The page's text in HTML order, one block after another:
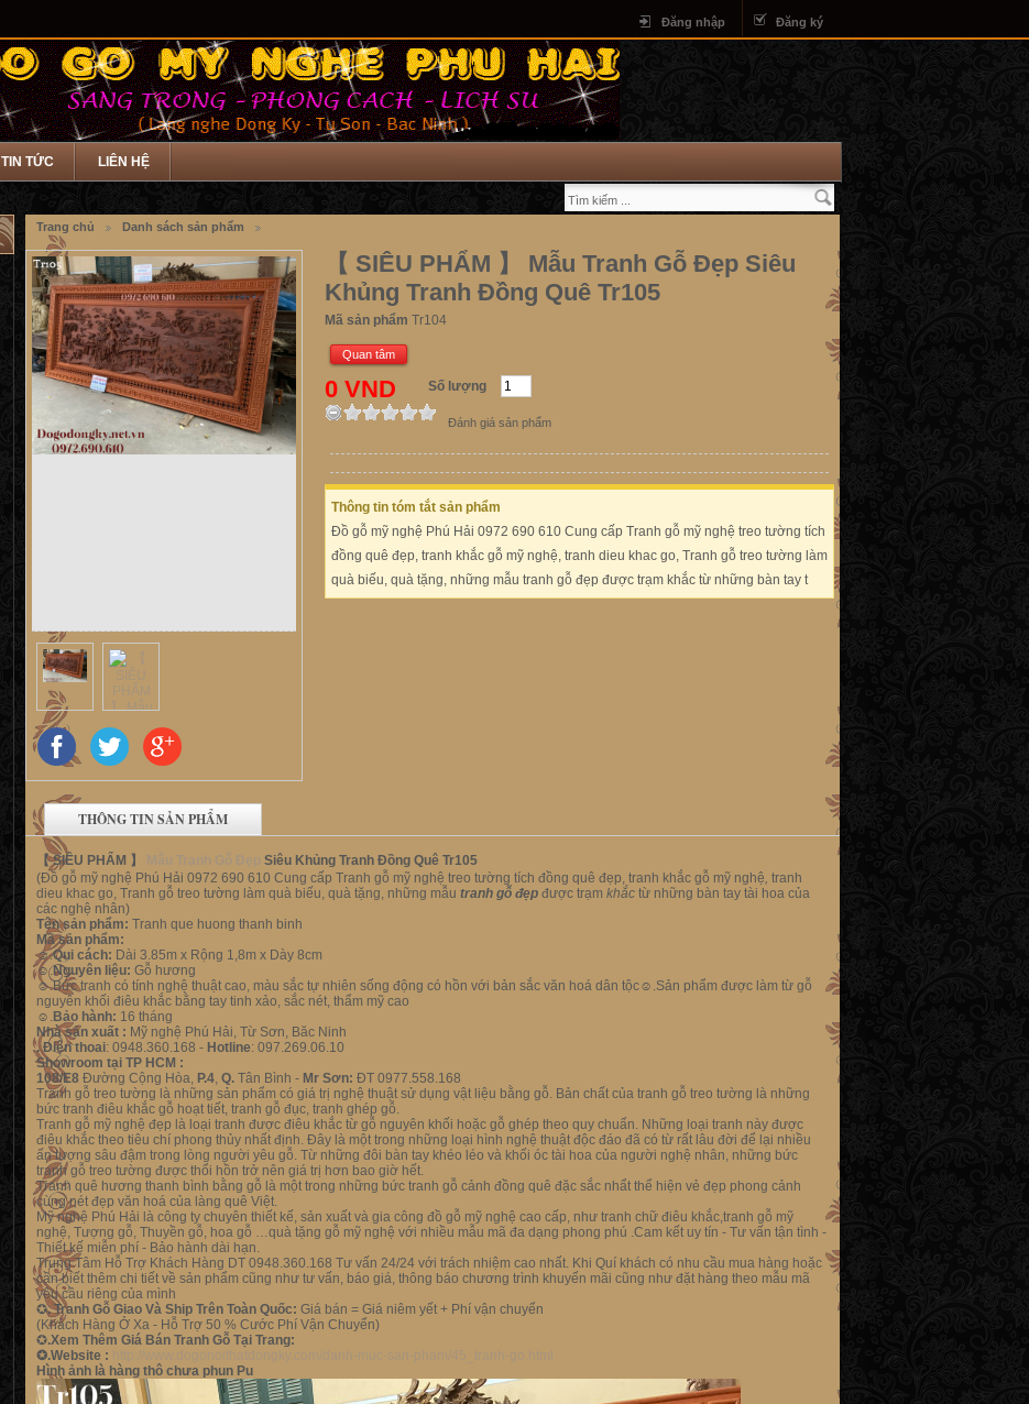
Đăng nhập Đăng ký
TIN TỨC LIÊN HỆ
Trang chủ Danh sách sản phẩm
【 SIÊU PHẨM 】 Mẫu Tranh Gỗ Đẹp Siêu
Khủng Tranh Đồng Quê Tr105
Mã sản phẩm Tr104
Quan tâm
0 VND Số lượng
Đánh giá sản phẩm
Thông tin tóm tắt sản phẩm
Đồ gỗ mỹ nghệ Phú Hải 0972 690 610 Cung cấp Tranh gỗ mỹ nghệ treo tường tích
đồng quê đẹp, tranh khắc gỗ mỹ nghệ, tranh dieu khac go, Tranh gỗ treo tường làm
quà biếu, quà tặng, những mẫu tranh gỗ đẹp được trạm khắc từ những bàn tay t
THÔNG TIN SẢN PHẨM
【 SIÊU PHẨM 】
Siêu Khủng Tranh Đồng Quê Tr105
(Đồ gỗ mỹ nghệ Phú Hải 0972 690 610 Cung cấp Tranh gỗ mỹ nghệ treo tường tích đồng quê đẹp, tranh khắc gỗ mỹ nghệ, tranh
dieu khac go, Tranh gỗ treo tường làm quà biếu, quà tặng, những mẫu tranh gỗ đẹp được trạm khắc từ những bàn tay tài hoa của
các nghệ nhân)
Tên sản phẩm: Tranh que huong thanh binh
Mã sản phẩm:
☺.Qui cách: Dài 3.85m x Rộng 1,8m x Dày 8cm
☺.Nguyên liệu: Gỗ hương
☺.Bức tranh có tính nghệ thuật cao, màu sắc tự nhiên sống động có hồn với bản sắc văn hoá dân tộc☺ .Sản phẩm được làm từ gỗ
nguyên khối điêu khắc bằng tay tinh xảo, sắc nét, thẩm mỹ cao
☺ .Bảo hành: 16 tháng
Nhà sản xuất : Mỹ nghệ Phú Hải, Từ Sơn, Băc Ninh
. Điện thoai: 0948.360.168 - Hotline: 097.269.06.10
Showroom tại TP HCM :
108/E8 Đường Cộng Hòa, P.4, Q. Tân Bình - Mr Sơn: ĐT 0977.558.168
Tranh gỗ treo tường là những sản phẩm có giá trị nghệ thuật sử dụng vật liệu bằng gỗ. Bản chất của tranh gỗ treo tường là những
bức tranh điêu khắc gỗ hoạt tiết, tranh gỗ đục, tranh ghép gỗ.
Tranh gỗ mỹ nghệ đẹp là loại tranh được điêu khắc từ gỗ nguyên khối hoặc gỗ ghép theo quy chuẩn. Những loại tranh này được
điêu khắc theo tiêu chí phong thủy nhất định. Đây là một trong những loại hình nghệ thuật độc đáo đã có từ rất lâu đời để lại nhiều
ấn tượng sâu đậm trong lòng người yêu gỗ. Từ những đôi bàn tay khéo léo và khối óc tài hoa của người nghệ nhân, những bức
tranh gỗ treo tường được thổi hồn trở nên giá trị hơn bao giờ hết.
Tranh quê hương thanh bình bằng gỗ là một trong những bức tranh gỗ cảnh đồng quê đặc sắc nhẩt thể hiện vẻ đẹp phong cảnh
cùng nét đẹp văn hoá của làng quê Việt.
Mỹ nghệ Phú Hải là công ty chuyên thiết kế, sản xuất và gia công đồ gỗ mỹ nghệ cao cấp, như tranh chữ điêu khắc,tranh gỗ mỹ
nghệ, Tượng gỗ, Thuyền gỗ, hoa gỗ …quà tặng gỗ mỹ nghệ với nhiều mẫu mã đa dạng phong phú .Cam kết uy tín - Tư vấn tận tình -
Thiết kế miễn phí - Bảo hành dài hạn.
Trung Tâm Hỗ Trợ Khách Hàng DT 0948.360.168 Tư vấn 24/24 với trách nhiệm cao nhất. Khi Quí khách có nhu cầu mua hàng hoặc
cần biết thêm chi tiết về sản phẩm cũng như tư vấn, báo giá, thông báo chương trình khuyến mãi cũng như đặt hàng theo mẫu mã
yêu cầu riêng của mình
✪. Tranh Gỗ Giao Và Ship Trên Toàn Quốc: Giá bán = Giá niêm yết + Phí vận chuyển
(Khách Hàng Ở Xa - Hỗ Trợ 50 % Cước Phí Vận Chuyển)
✪.Xem Thêm Giá Bán Tranh Gỗ Tại Trang:
✪.Website :
Hình ảnh là hàng thô chưa phun Pu